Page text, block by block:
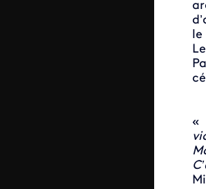
le
«